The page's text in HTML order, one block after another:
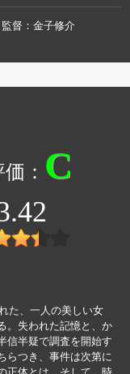
監督
金子修介
C
た、一人の美しい女
。失われた記憶と、か
信半疑で調査を開始す
らつき、事件は次第に